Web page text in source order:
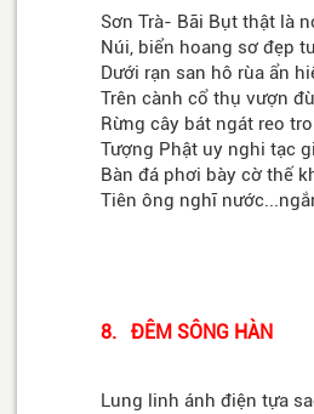
Sơn Trà- Bãi Bụt thật là
Núi, biển hoang sơ đẹp
Dưới rạn san hô rùa ẩn
Trên cành cổ thụ vượn
Rừng cây bát ngát reo
Tượng Phật uy nghi tạc
Bàn đá phơi bày cờ thế
Tiên ông nghĩ
8. ĐÊM SÔNG HÀN
Lung linh ánh điện tựa